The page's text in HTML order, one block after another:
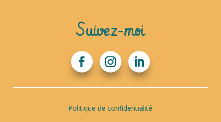
Suivez-moi
Politique de confidentialité